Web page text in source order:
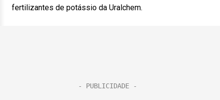
fertilizantes de potássio da Uralchem.